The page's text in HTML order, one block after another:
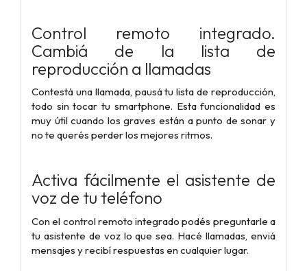
Control remoto integrado.
Cambiá de la lista de
reproducción a llamadas
Contestá una llamada, pausá tu lista de reproducción,
todo sin tocar tu smartphone. Esta funcionalidad es
muy útil cuando los graves están a punto de sonar y
no te querés perder los mejores ritmos.
Activa fácilmente el asistente de
voz de tu teléfono
Con el control remoto integrado podés preguntarle a
tu asistente de voz lo que sea. Hacé llamadas, enviá
mensajes y recibí respuestas en cualquier lugar.